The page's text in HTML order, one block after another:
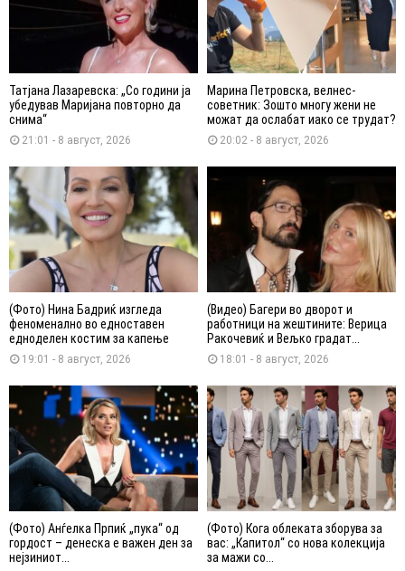
Татјана Лазаревска: „Со години ја
убедував Маријана повторно да
снима“
21:01 - 8 август, 2026
Марина Петровска, велнес-
советник: Зошто многу жени не
можат да ослабат иако се трудат?
20:02 - 8 август, 2026
(Фото) Нина Бадриќ изгледа
феноменално во едноставен
едноделен костим за капење
19:01 - 8 август, 2026
(Видео) Багери во дворот и
работници на жештините: Верица
Ракочевиќ и Вељко градат...
18:01 - 8 август, 2026
(Фото) Анѓелка Прпиќ „пука“ од
гордост – денеска е важен ден за
нејзиниот...
(Фото) Кога облеката зборува за
вас: „Капитол“ со нова колекција
за мажи со...